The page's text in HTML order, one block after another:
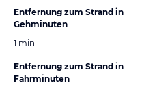
Entfernung zum Strand in
Gehminuten
1 min
Entfernung zum Strand in
Fahrminuten